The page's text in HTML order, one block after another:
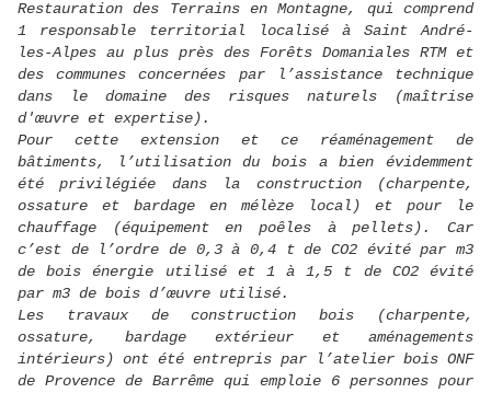
Restauration des Terrains en Montagne, qui comprend
1 responsable territorial localisé à Saint André-
les-Alpes au plus près des Forêts Domaniales RTM et
des communes concernées par l’assistance technique
dans le domaine des risques naturels (maîtrise
d'œuvre et expertise).
Pour cette extension et ce réaménagement de
bâtiments, l’utilisation du bois a bien évidemment
été privilégiée dans la construction (charpente,
ossature et bardage en mélèze local) et pour le
chauffage (équipement en poêles à pellets). Car
c’est de l’ordre de 0,3 à 0,4 t de CO2 évité par m3
de bois énergie utilisé et 1 à 1,5 t de CO2 évité
par m3 de bois d’œuvre utilisé.
Les travaux de construction bois (charpente,
ossature, bardage extérieur et aménagements
intérieurs) ont été entrepris par l’atelier bois ONF
de Provence de Barrême qui emploie 6 personnes pour